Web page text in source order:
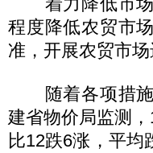
程度降低农贸市
准，开展农贸市
随着各项措施
建省物价局监测
比12跌6涨，平均